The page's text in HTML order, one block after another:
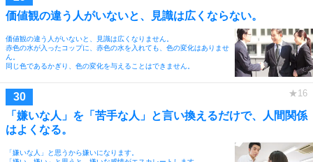
価値観の違う人がいないと、見識は広くならない。
価値観の違う人がいないと、見識は広くなりません。
赤色の水が入ったコップに、赤色の水を入れても、色の変化はありませ
ん。
同じ色であるかぎり、色の変化を与えることはできません。
「嫌いな人」を「苦手な人」と言い換えるだけで、人間関係
はよくなる。
「嫌いな人」と思うから嫌いになります。